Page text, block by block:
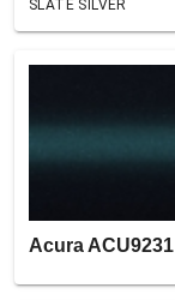
SLATE SILVER
Acura ACU9231